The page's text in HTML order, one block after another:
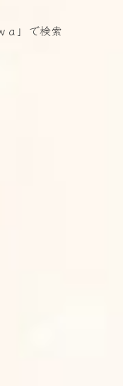
ａ」で検索